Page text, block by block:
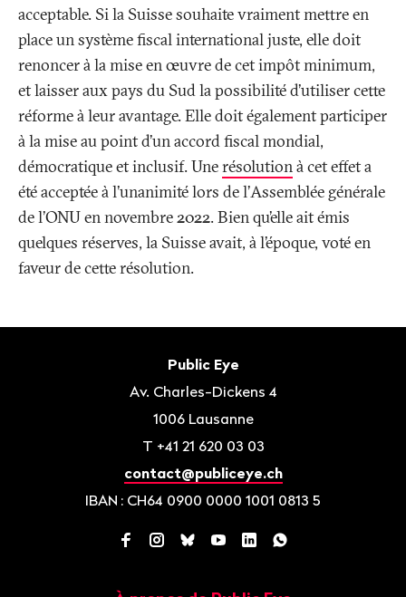
acceptable. Si la Suisse souhaite vraiment mettre en
place un système fiscal international juste, elle doit
renoncer à la mise en œuvre de cet impôt minimum,
et laisser aux pays du Sud la possibilité d’utiliser cette
réforme à leur avantage. Elle doit également participer
à la mise au point d’un accord fiscal mondial,
démocratique et inclusif. Unerésolutionà cet effet a
été acceptée à l’unanimité lors de l’Assemblée générale
de l’ONU en novembre 2022. Bien qu’elle ait émis
quelques réserves, la Suisse avait, à l’époque, voté en
faveur de cette résolution.
Public Eye
Av. Charles-Dickens 4
1006 Lausanne
T +41 21 620 03 03
contact@publiceye.ch
IBAN : CH64 0900 0000 1001 0813 5
Facebook
Instagram
BlueskyYouTube
LinkedInWhatsApp